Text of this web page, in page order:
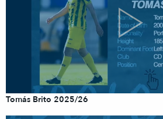
Tomás Brito 2025/26